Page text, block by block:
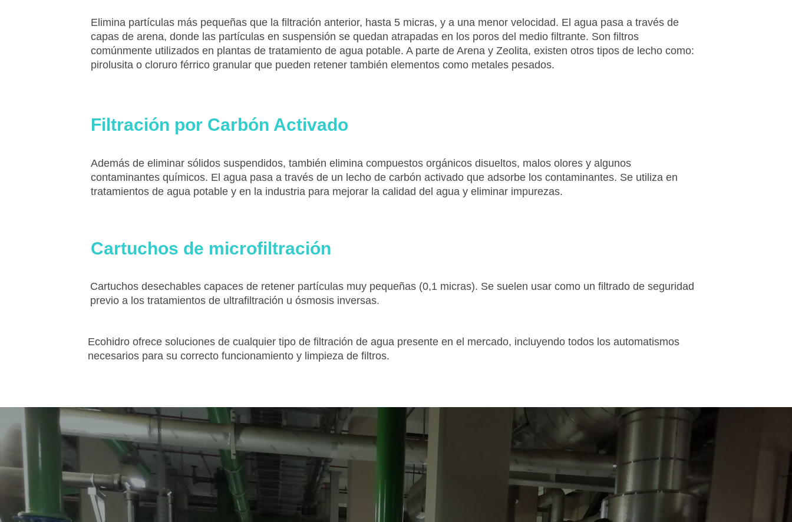
Elimina partículas más pequeñas que la filtración anterior, hasta 5 micras, y a una menor velocidad. El agua pasa a través de
capas de arena, donde las partículas en suspensión se quedan atrapadas en los poros del medio filtrante. Son filtros
comúnmente utilizados en plantas de tratamiento de agua potable. A parte de Arena y Zeolita, existen otros tipos de lecho como:
pirolusita o cloruro férrico granular que pueden retener también elementos como metales pesados.
Filtración por Carbón Activado
Además de eliminar sólidos suspendidos, también elimina compuestos orgánicos disueltos, malos olores y algunos
contaminantes químicos. El agua pasa a través de un lecho de carbón activado que adsorbe los contaminantes. Se utiliza en
tratamientos de agua potable y en la industria para mejorar la calidad del agua y eliminar impurezas.
Cartuchos de microfiltración
Cartuchos desechables capaces de retener partículas muy pequeñas (0,1 micras). Se suelen usar como un filtrado de seguridad
previo a los tratamientos de ultrafiltración u ósmosis inversas.
Ecohidro ofrece soluciones de cualquier tipo de filtración de agua presente en el mercado, incluyendo todos los automatismos
necesarios para su correcto funcionamiento y limpieza de filtros.